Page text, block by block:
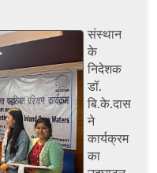
संस्थान
के
निदेशक
डॉ.
बि.के.दास
ने
कार्यक्रम
का